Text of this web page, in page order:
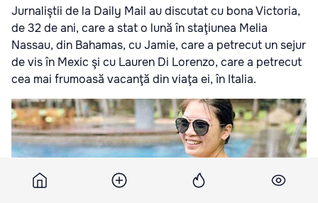
Jurnaliştii de la Daily Mail au discutat cu bona Victoria,
de 32 de ani, care a stat o lună în staţiunea Melia
Nassau, din Bahamas, cu Jamie, care a petrecut un sejur
de vis în Mexic şi cu Lauren Di Lorenzo, care a petrecut
cea mai frumoasă vacanţă din viaţa ei, în Italia.